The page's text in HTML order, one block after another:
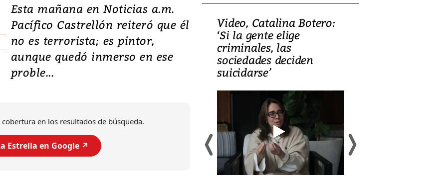
Esta mañana en Noticias a.m.
Pacífico Castrellón reiteró que él
no es terrorista; es pintor,
aunque quedó inmerso en ese
proble...
en los resultados de búsqueda.
Estrella en Google ↗️
Video, Japón: Terremoto
deja heridos y graves
daños en Kumamoto
Video, Catalina Botero:
‘Si la gente elige
criminales, las
sociedades deciden
suicidarse’